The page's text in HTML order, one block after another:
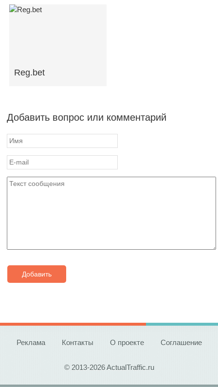
Reg.bet
Добавить вопрос или комментарий
Добавить
Реклама Контакты О проекте Соглашение
© 2013-2026 ActualTraffic.ru